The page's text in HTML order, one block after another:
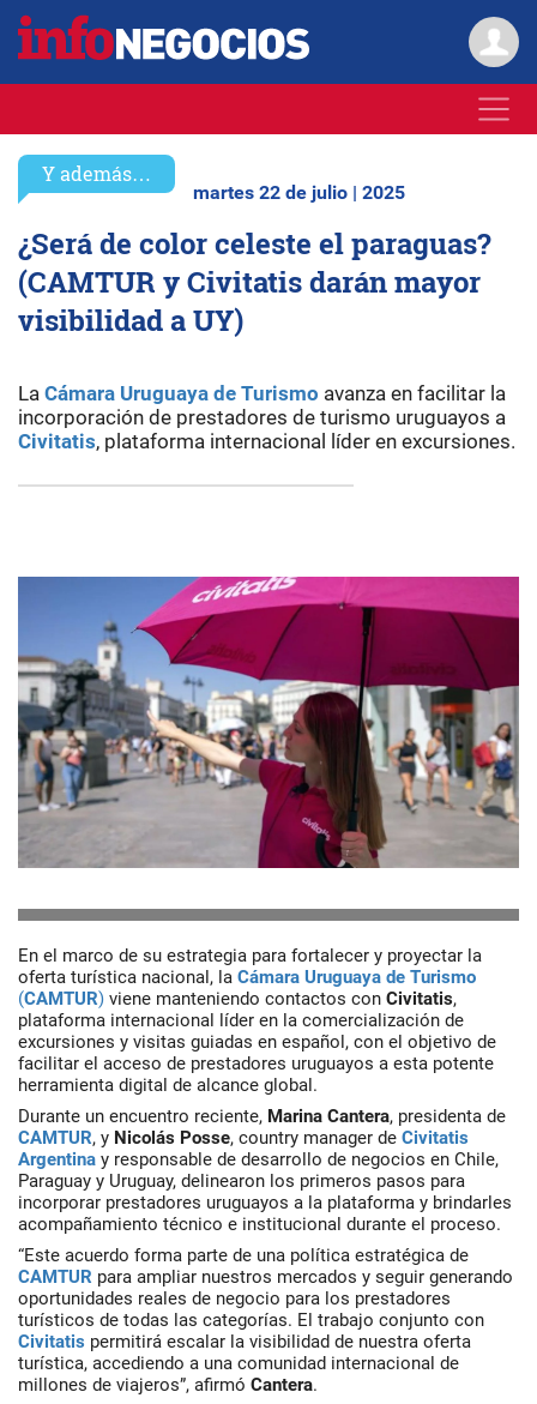
Y además…
martes 22 de julio | 2025
¿Será de color celeste el paraguas?
(CAMTUR y Civitatis darán mayor
visibilidad a UY)
La Cámara Uruguaya de Turismo avanza en facilitar la
incorporación de prestadores de turismo uruguayos a
Civitatis, plataforma internacional líder en excursiones.
En el marco de su estrategia para fortalecer y proyectar la
oferta turística nacional, la Cámara Uruguaya de Turismo
(CAMTUR) viene manteniendo contactos con Civitatis,
plataforma internacional líder en la comercialización de
excursiones y visitas guiadas en español, con el objetivo de
facilitar el acceso de prestadores uruguayos a esta potente
herramienta digital de alcance global.
Durante un encuentro reciente, Marina Cantera, presidenta de
CAMTUR, y Nicolás Posse, country manager de Civitatis
Argentina y responsable de desarrollo de negocios en Chile,
Paraguay y Uruguay, delinearon los primeros pasos para
incorporar prestadores uruguayos a la plataforma y brindarles
acompañamiento técnico e institucional durante el proceso.
“Este acuerdo forma parte de una política estratégica de
CAMTUR para ampliar nuestros mercados y seguir generando
oportunidades reales de negocio para los prestadores
turísticos de todas las categorías. El trabajo conjunto con
Civitatis permitirá escalar la visibilidad de nuestra oferta
turística, accediendo a una comunidad internacional de
millones de viajeros”, afirmó Cantera.